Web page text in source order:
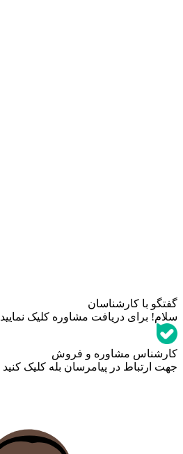
گفتگو با کارشناسان
سلام! برای دریافت مشاوره کلیک نمایید
کارشناس مشاوره و فروش
جهت ارتباط در پیامرسان بله کلیک کنید